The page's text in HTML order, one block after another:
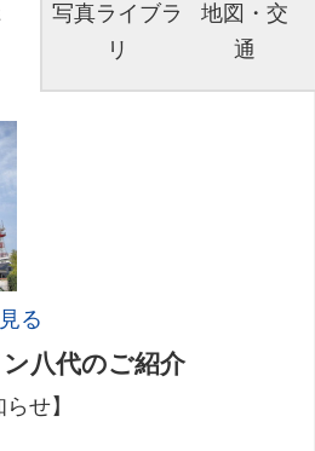
写真ライブラ
リ
地図・交
通
る
八代のご紹介
せ】